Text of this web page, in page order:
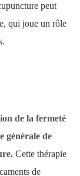
peut
qui joue un rôle
de la fermeté
générale de
Cette thérapie
de